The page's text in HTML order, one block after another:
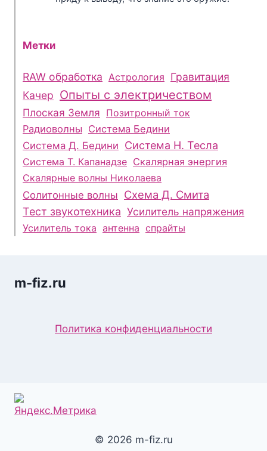
Метки
RAW обработка Астрология Гравитация
Качер Опыты с электричеством
Плоская Земля Позитронный ток
Радиоволны Система Бедини
Система Д. Бедини Система Н. Тесла
Система Т. Капанадзе Скалярная энергия
Скалярные волны Николаева
Солитонные волны Схема Д. Смита
Тест звукотехника Усилитель напряжения
Усилитель тока антенна спрайты
m-fiz.ru
Политика конфиденциальности
© 2026 m-fiz.ru